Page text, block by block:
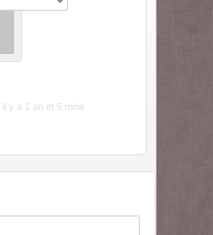
il y a 1 an et 5 mois